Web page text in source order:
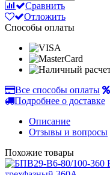
Сравнить
Отложить
Способы оплаты
Все способы оплаты
Подробнее о доставке
Описание
Отзывы и вопросы
Похожие товары